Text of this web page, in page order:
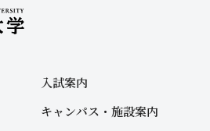
入試案内
キャンパス・施設案内